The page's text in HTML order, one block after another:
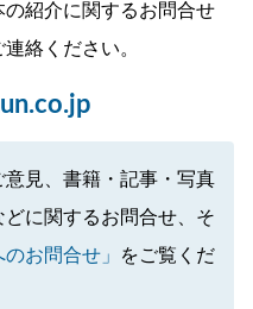
紹介に関するお問合せ
絡ください。
見、書籍・記事・写真
に関するお問合せ、そ
のお問合せ」
をご覧くだ